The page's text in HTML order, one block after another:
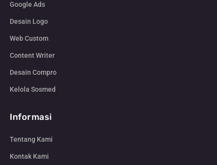
Google Ads
Desain Logo
Web Custom
Content Writer
Desain Compro
Kelola Sosmed
Informasi
Tentang Kami
Kontak Kami